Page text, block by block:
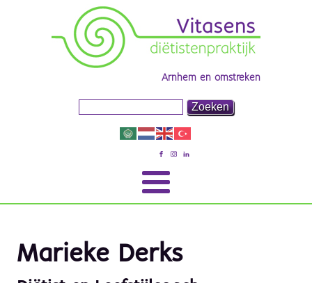
Arnhem en omstreken
Marieke Derks